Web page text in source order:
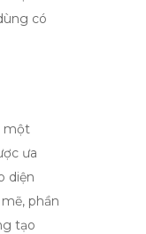
có
một
ưa
diện
phần
tạo